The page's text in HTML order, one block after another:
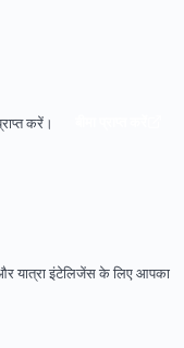
करें।
और यात्रा इंटेलिजेंस के लिए आपका